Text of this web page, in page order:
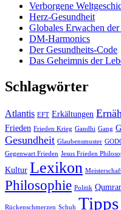
Verborgene
Herz-Gesundheit
Globales Erwachen
DM-Harmonics
Der Gesundheits-Code
Das Geheimnis der
Schlagwörter
Atlantis EFT Erkältungen
Frieden Frieden Krieg Gandhi Gang
Gesundheit Glaubensmuster
Gegenwart Frieden Jesus Frieden
Kultur Lexikon
Philosophie Politik
Rückenschmerzen Schuh Tipps